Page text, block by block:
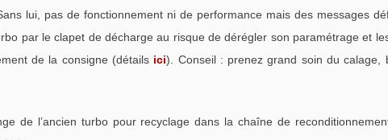
lui, pas de fonctionnement ni de performance mais des messages
par le clapet de décharge au risque de dérégler son paramétrage et
de la consigne (détails ici). Conseil : prenez grand soin du
de l’ancien turbo pour recyclage dans la chaîne de